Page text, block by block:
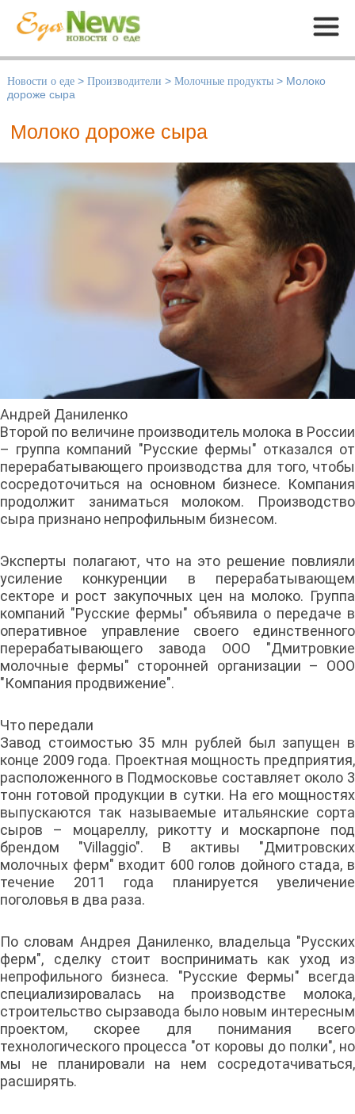
Меню
Новости о еде > Производители > Молочные продукты > Молоко
дороже сыра
Молоко дороже сыра
Андрей Даниленко
Второй по величине производитель молока в России
– группа компаний "Русские фермы" отказался от
перерабатывающего производства для того, чтобы
сосредоточиться на основном бизнесе. Компания
продолжит заниматься молоком. Производство
сыра признано непрофильным бизнесом.
Эксперты полагают, что на это решение повлияли
усиление конкуренции в перерабатывающем
секторе и рост закупочных цен на молоко. Группа
компаний "Русские фермы" объявила о передаче в
оперативное управление своего единственного
перерабатывающего завода ООО "Дмитровкие
молочные фермы" сторонней организации – ООО
"Компания продвижение".
Что передали
Завод стоимостью 35 млн рублей был запущен в
конце 2009 года. Проектная мощность предприятия,
расположенного в Подмосковье составляет около 3
тонн готовой продукции в сутки. На его мощностях
выпускаются так называемые итальянские сорта
сыров – моцареллу, рикотту и москарпоне под
брендом "Villaggio". В активы "Дмитровских
молочных ферм" входит 600 голов дойного стада, в
течение 2011 года планируется увеличение
поголовья в два раза.
По словам Андрея Даниленко, владельца "Русских
ферм", сделку стоит воспринимать как уход из
непрофильного бизнеса. "Русские Фермы" всегда
специализировалась на производстве молока,
строительство сырзавода было новым интересным
проектом, скорее для понимания всего
технологического процесса "от коровы до полки", но
мы не планировали на нем сосредотачиваться,
расширять.